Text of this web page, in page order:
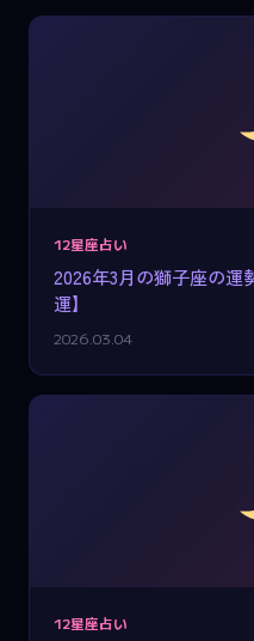
12星座占い
2026年3月の獅子座の運
運】
2026.03.04
12星座占い